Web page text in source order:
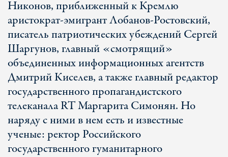
Никонов, приближенный к Кремлю
аристократ-эмигрант Лобанов-Ростовский,
писатель патриотических убеждений Сергей
Шаргунов, главный «смотрящий»
объединенных информационных агентств
Дмитрий Киселев, а также главный редактор
государственного пропагандистского
телеканала RT Маргарита Симонян. Но
наряду с ними в нем есть и известные
ученые: ректор Российского
государственного гуманитарного